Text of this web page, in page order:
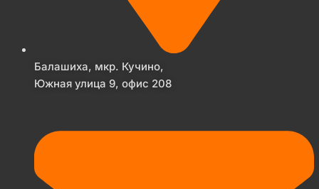
Балашиха, мкр. Кучино,
Южная улица 9, офис 208